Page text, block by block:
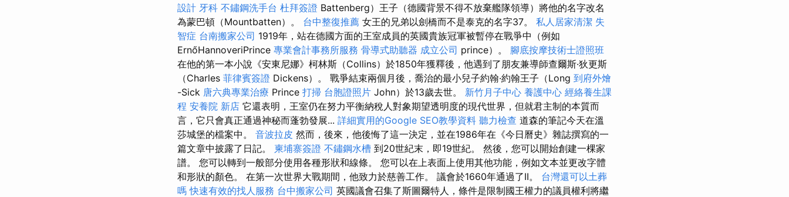
設計 牙科 不鏽鋼洗手台 杜拜簽證 Battenberg）王子（德國背景不得不放棄艦隊領導）將他的名字改名
為蒙巴頓（Mountbatten）。 台中整復推薦 女王的兄弟以劍橋而不是泰克的名字37。 私人居家清潔 失
智症 台南搬家公司 1919年，站在德國方面的王室成員的英國貴族冠軍被暫停在戰爭中（例如
ErnőHannoveriPrince 專業會計事務所服務 骨導式助聽器 成立公司 prince）。 腳底按摩技術士證照班
在他的第一本小說《安東尼娜》柯林斯（Collins）於1850年獲釋後，他遇到了朋友兼導師查爾斯·狄更斯
（Charles 菲律賓簽證 Dickens）。 戰爭結束兩個月後，喬治的最小兒子約翰·約翰王子（Long 到府外燴
-Sick 唐六典專業治療 Prince 打掃 台胞證照片 John）於13歲去世。 新竹月子中心 養護中心 經絡養生課
程 安養院 新店 它還表明，王室仍在努力平衡納稅人對象期望透明度的現代世界，但就君主制的本質而
言，它只會真正通過神秘而蓬勃發展... 詳細實用的Google SEO教學資料 聽力檢查 道森的筆記今天在溫
莎城堡的檔案中。 音波拉皮 然而，後來，他後悔了這一決定，並在1986年在《今日曆史》雜誌撰寫的一
篇文章中披露了日記。 柬埔寨簽證 不鏽鋼水槽 到20世紀末，即19世紀。 然後，您可以開始創建一棵家
譜。 您可以轉到一般部分使用各種形狀和線條。 您可以在上表面上使用其他功能，例如文本並更改字體
和形狀的顏色。 在第一次世界大戰期間，他致力於慈善工作。 議會於1660年通過了II。 台灣還可以土葬
嗎 快速有效的找人服務 台中搬家公司 英國議會召集了斯圖爾特人，條件是限制國王權力的議員權利將繼